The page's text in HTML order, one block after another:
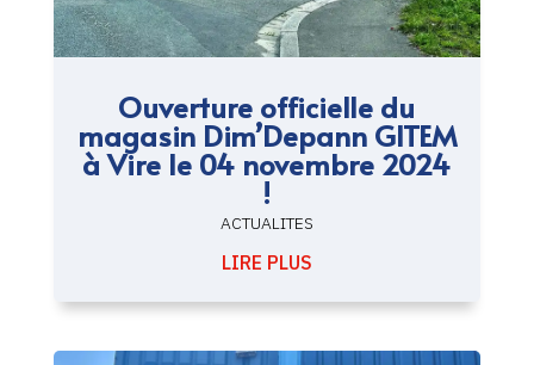
Ouverture officielle du
magasin Dim’Depann GITEM
à Vire le 04 novembre 2024
!
ACTUALITES
LIRE PLUS